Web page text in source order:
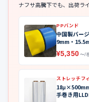
ナフサ高騰下でも、出荷ラ
PPバンド
中国製バー
9mm・
¥5,350 〜/
ストレッチフ
手巻き用